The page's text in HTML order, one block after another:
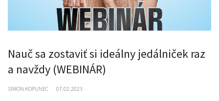
Nauč sa zostaviť si ideálny jedálniček raz
a navždy (WEBINÁR)
SIMON KOPUNEC 07.02.2023